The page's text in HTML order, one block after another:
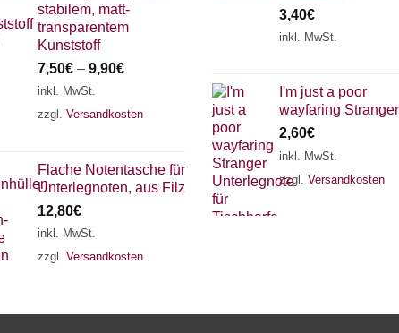
stabilem, matt-
transparentem
Kunststoff
7,50€ – 9,90€
inkl. MwSt.
zzgl. Versandkosten
Flache Notentasche für
Unterlegnoten, aus Filz
12,80€
inkl. MwSt.
zzgl. Versandkosten
3,40€
inkl. MwSt.
I'm just a poor
wayfaring Stranger
2,60€
inkl. MwSt.
zzgl. Versandkosten